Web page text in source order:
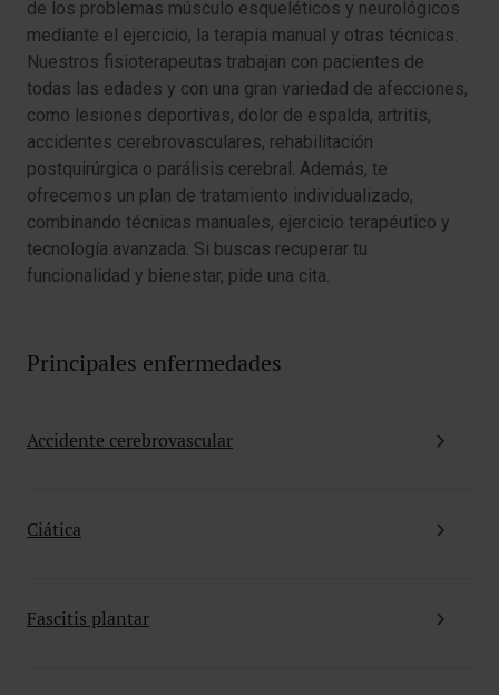
de los problemas músculo esqueléticos y neurológicos
mediante el ejercicio, la terapia manual y otras técnicas.
Nuestros fisioterapeutas trabajan con pacientes de
todas las edades y con una gran variedad de afecciones,
como lesiones deportivas, dolor de espalda, artritis,
accidentes cerebrovasculares, rehabilitación
postquirúrgica o parálisis cerebral. Además, te
ofrecemos un plan de tratamiento individualizado,
combinando técnicas manuales, ejercicio terapéutico y
tecnología avanzada. Si buscas recuperar tu
funcionalidad y bienestar, pide una cita.
Principales enfermedades
Accidente cerebrovascular
Ciática
Fascitis plantar